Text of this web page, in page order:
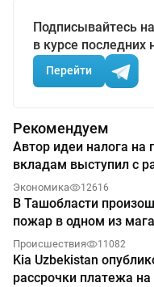
Подписывайтесь
в курсе последних
Перейти
Рекомендуем
Автор идеи налога на
вкладам выступил с
Экономика 12616
В Ташобласти
пожар в одном из
Происшествия 11082
Kia Uzbekistan
рассрочки платежа на